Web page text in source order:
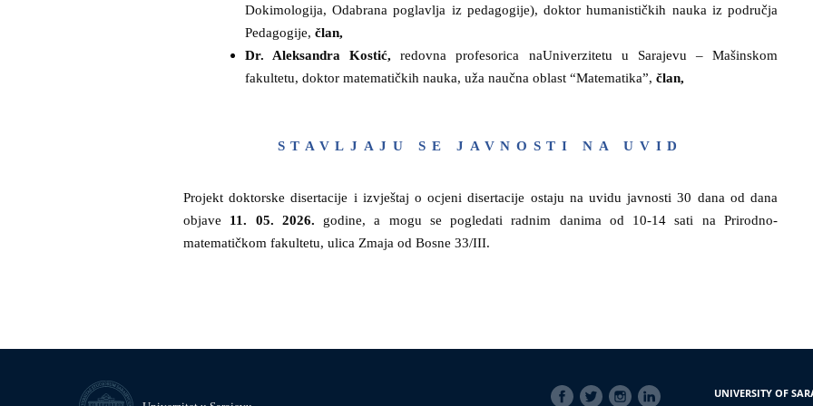
Dokimologija, Odabrana poglavlja iz pedagogije), doktor humanističkih nauka iz područja
Pedagogije, član,
Dr. Aleksandra Kostić, redovna profesorica naUniverzitetu u Sarajevu – Mašinskom
fakultetu, doktor matematičkih nauka, uža naučna oblast “Matematika”, član,
STAVLJAJU SE JAVNOSTI NA UVID
Projekt doktorske disertacije i izvještaj o ocjeni disertacije ostaju na uvidu javnosti 30 dana od dana
objave 11. 05. 2026. godine, a mogu se pogledati radnim danima od 10-14 sati na Prirodno-
matematičkom fakultetu, ulica Zmaja od Bosne 33/III.
SOCIAL
UNIVERSITY OF